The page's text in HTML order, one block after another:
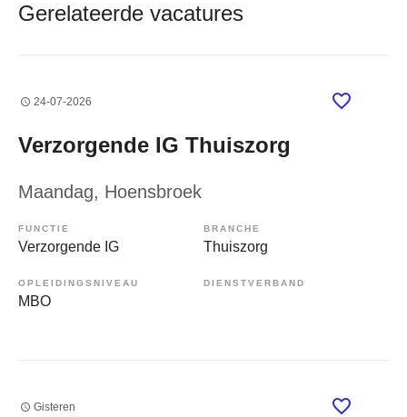
Gerelateerde vacatures
24-07-2026
Verzorgende IG Thuiszorg
Maandag, Hoensbroek
FUNCTIE
Verzorgende IG
BRANCHE
Thuiszorg
OPLEIDINGSNIVEAU
MBO
DIENSTVERBAND
Gisteren